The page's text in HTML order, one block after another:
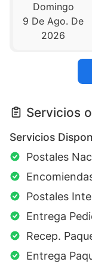
Domingo
9 De Ago. De
2026
Servicios
Servicios
Postales
Postales
Entrega
Recep.
Entrega